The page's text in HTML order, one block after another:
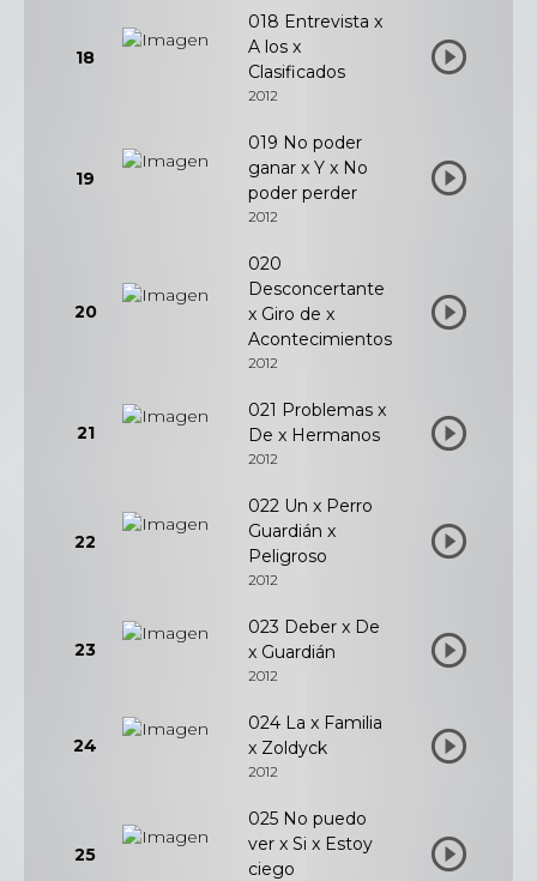
18
018 Entrevista x
A los x
Clasificados
2012
19
019 No poder
ganar x Y x No
poder perder
2012
20
020
Desconcertante
x Giro de x
Acontecimientos
2012
21
021 Problemas x
De x Hermanos
2012
22
022 Un x Perro
Guardián x
Peligroso
2012
23
023 Deber x De
x Guardián
2012
24
024 La x Familia
x Zoldyck
2012
25
025 No puedo
ver x Si x Estoy
ciego